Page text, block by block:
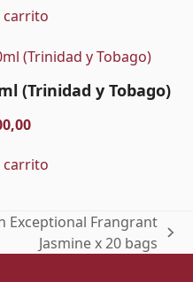
carrito
(Trinidad y Tobago)
carrito
Exceptional Frangrant
Jasmine x 20 bags